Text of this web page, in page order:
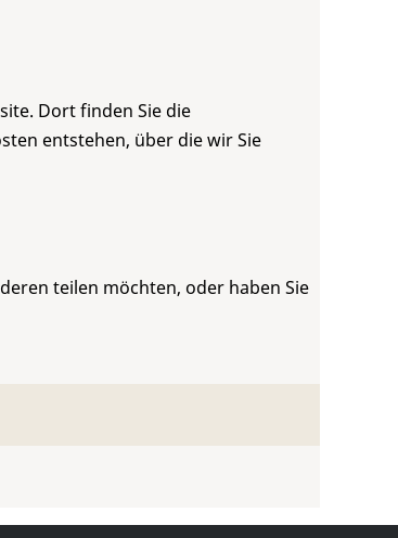
Dort finden Sie die
entstehen, über die wir Sie
teilen möchten, oder haben Sie